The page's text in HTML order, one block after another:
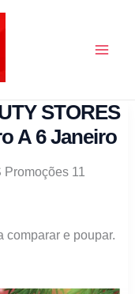
STORES
A 6 Janeiro
11
comparar e poupar.